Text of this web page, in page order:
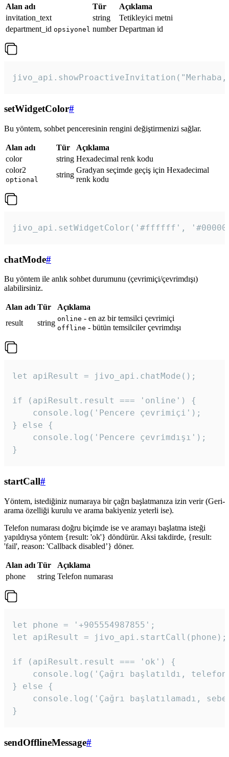
Alan adı Tür
Açıklama
invitation_text
string
Tetikleyici metni
department_id opsiyonel number Departman id
setWidgetColor#
Bu yöntem, sohbet penceresinin rengini değiştirmenizi sağlar.
Alan adı Tür
Açıklama
color
string Hexadecimal renk kodu
color2
optional
string
Gradyan seçimde geçiş için Hexadecimal
renk kodu
jivo_api.setWidgetColor('#ffffff',
chatMode#
Bu yöntem ile anlık sohbet durumunu (çevrimiçi/çevrimdışı)
alabilirsiniz.
Alan adı Tür
Açıklama
result
string online - en az bir temsilci çevrimiçi
offline - bütün temsilciler çevrimdışı
let apiResult = jivo_api.chatMode();
if (apiResult.result === 'online') {
    console.log('Pencere çevrimiçi');
} else {
    console.log('Pencere çevrimdışı');
}
startCall#
Yöntem, istediğiniz numaraya bir çağrı başlatmanıza izin verir (Geri-
arama özelliği kurulu ve arama bakiyeniz yeterli ise).
Telefon numarası doğru biçimde ise ve aramayı başlatma isteği
yapıldıysa yöntem {result: 'ok'} döndürür. Aksi takdirde, {result:
'fail', reason: 'Callback disabled’} döner.
Alan adı Tür
Açıklama
phone
string Telefon numarası
let phone = '+905554987855';
let apiResult = jivo_api.startCall(phone);
if (apiResult.result === 'ok') {
console.log('Çağrı başlatıldı,
} else {
console.log('Çağrı başlatılamadı,
}
sendOfflineMessage#